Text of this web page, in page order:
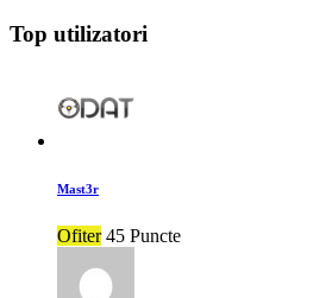
Top utilizatori
Mast3r
Ofiter 45 Puncte